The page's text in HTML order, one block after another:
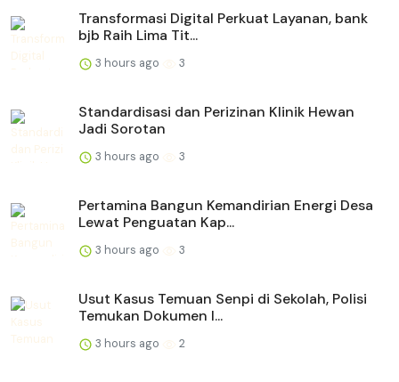
Transformasi Digital Perkuat Layanan, bank
bjb Raih Lima Tit...
3 hours ago 3
Standardisasi dan Perizinan Klinik Hewan
Jadi Sorotan
3 hours ago 3
Pertamina Bangun Kemandirian Energi Desa
Lewat Penguatan Kap...
3 hours ago 3
Usut Kasus Temuan Senpi di Sekolah, Polisi
Temukan Dokumen I...
3 hours ago 2